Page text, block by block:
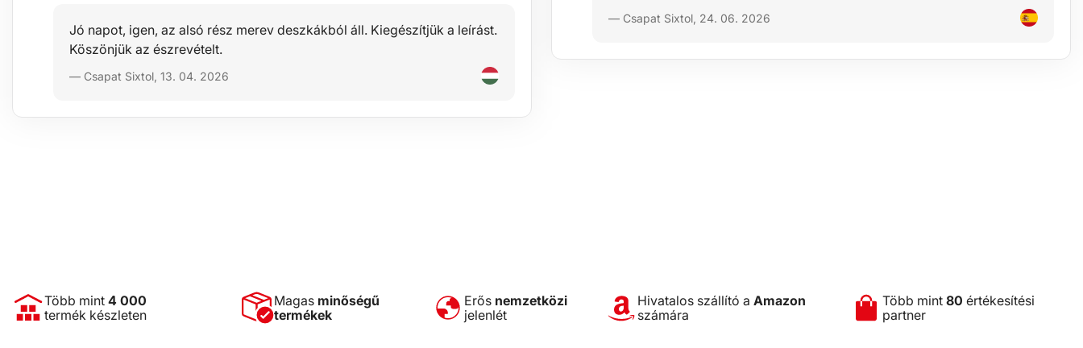
Jó napot, igen, az alsó rész merev deszkákból áll. Kiegészítjük a leírást.
Köszönjük az észrevételt.
— Csapat Sixtol, 13. 04. 2026
— Csapat Sixtol, 24. 06. 2026
Több mint 4 000
termék készleten
Magas minőségű
termékek
Erős nemzetközi
jelenlét
Hivatalos szállító aAmazon
számára
Több mint 80 értékesítési
partner